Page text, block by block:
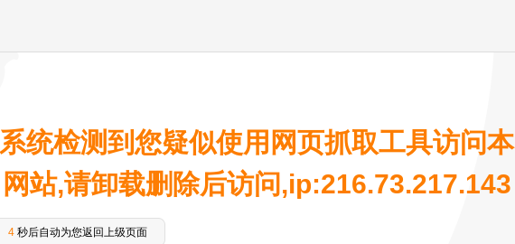
系统检测到您疑似使用网页抓取工具访问本
网站,请卸载删除后访问,ip:216.73.217.143
4 秒后自动为您返回上级页面